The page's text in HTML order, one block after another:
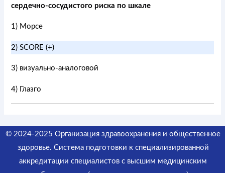
сердечно-сосудистого риска по шкале
1) Морсе
2) SCORE (+)
3) визуально-аналоговой
4) Глазго
© 2024-2025 Организация здравоохранения и общественное
здоровье. Система подготовки к специализированной
аккредитации специалистов с высшим медицинским